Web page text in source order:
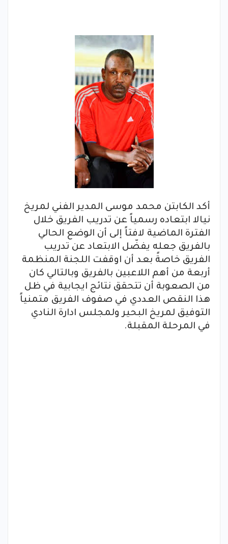
أكد الكابتن محمد موسى المدير الفني لمريخ
نيالا ابتعاده رسمياً عن تدريب الفريق خلال
الفترة الماضية لافتاً إلى أن الوضع الحالي
بالفريق جعله يفضّل الابتعاد عن تدريب
الفريق خاصةً بعد أن اوقفت اللجنة المنظمة
أربعة من أهم اللاعبين بالفريق وبالتالي كان
من الصعوبة أن تتحقق نتائج ايجابية في ظل
هذا النقص العددي في صفوف الفريق متمنياً
التوفيق لمريخ البحير ولمجلس ادارة النادي
في المرحلة المقبلة.